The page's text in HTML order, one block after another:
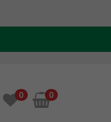
0 0